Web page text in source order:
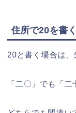
住所で20を書
20と書く場合は、
「二〇」でも「二